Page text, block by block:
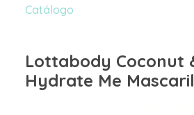
Catálogo
Lottabody Coconut
Hydrate Me